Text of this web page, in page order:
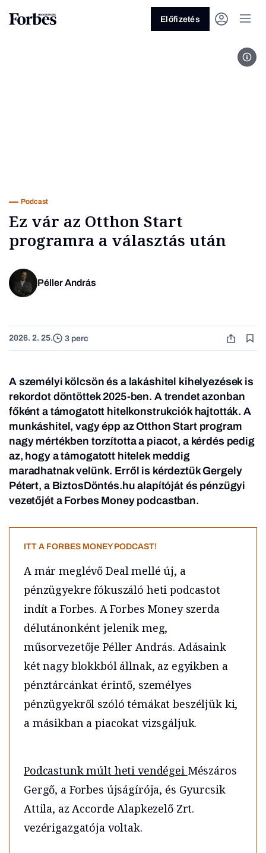
Előfizetés
Podcast
Ez vár az Otthon Start
programra a választás után
Péller András
2026. 2. 25. 3 perc
A személyi kölcsön és a lakáshitel kihelyezések is
rekordot döntöttek 2025-ben. A trendet azonban
főként a támogatott hitelkonstrukciók hajtották. A
munkáshitel, vagy épp az Otthon Start program
nagy mértékben torzította a piacot, a kérdés pedig
az, hogy a támogatott hitelek meddig
maradhatnak velünk. Erről is kérdeztük Gergely
Pétert, a BiztosDöntés.hu alapítóját és pénzügyi
vezetőjét a Forbes Money podcastban.
ITT A FORBES MONEY PODCAST!
A már meglévő Deal mellé új, a
pénzügyekre fókuszáló heti podcastot
indít a Forbes. A Forbes Money szerda
délutánonként jelenik meg,
műsorvezetője Péller András. Adásaink
két nagy blokkból állnak, az egyikben a
pénztárcánkat érintő, személyes
pénzügyekről szóló témákat beszéljük ki,
a másikban a piacokat vizsgáljuk.
Podcastunk múlt heti vendégei Mészáros
Gergő, a Forbes újságírója, és Gyurcsik
Attila, az Accorde Alapkezelő Zrt.
vezérigazgatója voltak.